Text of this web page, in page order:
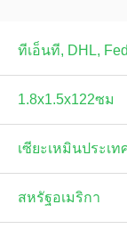
ทีเอ็นที, DHL,
1.8x1.5x122ซม
เซียะเหมินประเท
สหรัฐอเมริกา